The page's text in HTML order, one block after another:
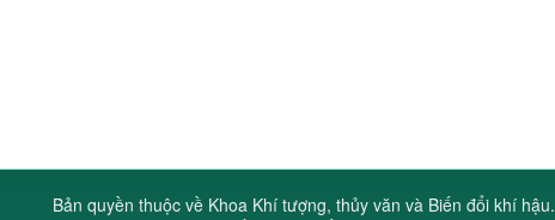
Bản quyền thuộc về Khoa Khí tượng, thủy văn và Biến đổi khí hậu.